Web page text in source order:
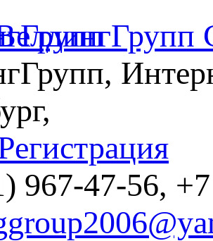
967-47-56,